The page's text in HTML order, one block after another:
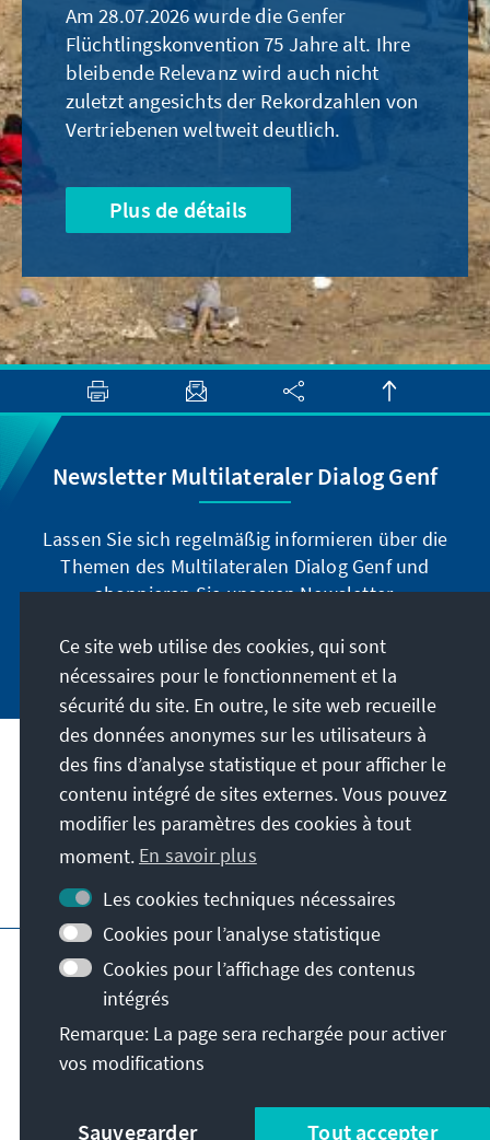
Am 28.07.2026 wurde die Genfer
Flüchtlingskonvention 75 Jahre alt. Ihre
bleibende Relevanz wird auch nicht
zuletzt angesichts der Rekordzahlen von
Vertriebenen weltweit deutlich.
Plus de détails
Newsletter Multilateraler Dialog Genf
Lassen Sie sich regelmäßig informieren über die
Themen des Multilateralen Dialog Genf und
abonnieren Sie unseren Newsletter.
Jetzt abonnieren
Adresse
Contact
Visitez aussi
Page principale de la KAS
Impressum
Protection des données
Conditions d'utilisation
Déclaration d'accessibilité
Signaler un obstacle
© Konrad-Adenauer-Stiftung e.V. 2026
Ce site web utilise des cookies, qui sont
nécessaires pour le fonctionnement et la
sécurité du site. En outre, le site web recueille
des données anonymes sur les utilisateurs à
des fins d’analyse statistique et pour afficher le
contenu intégré de sites externes. Vous pouvez
modifier les paramètres des cookies à tout
moment. En savoir plus
Les cookies techniques nécessaires
Cookies pour l’analyse statistique
Cookies pour l’affichage des contenus
intégrés
Remarque: La page sera rechargée pour activer
vos modifications
Sauvegarder Tout accepter